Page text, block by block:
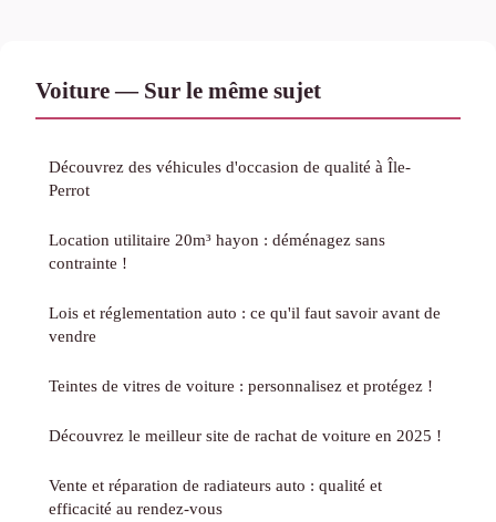
Voiture — Sur le même sujet
Découvrez des véhicules d'occasion de qualité à Île-
Perrot
Location utilitaire 20m³ hayon : déménagez sans
contrainte !
Lois et réglementation auto : ce qu'il faut savoir avant de
vendre
Teintes de vitres de voiture : personnalisez et protégez !
Découvrez le meilleur site de rachat de voiture en 2025 !
Vente et réparation de radiateurs auto : qualité et
efficacité au rendez-vous